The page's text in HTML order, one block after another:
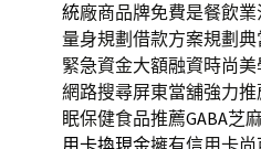
統廠商品牌免費是餐飲
量身規劃借款方案規劃
緊急資金大額融資時尚
網路搜尋屏東當舖強力推
眠保健食品推薦GABA芝
用卡換現金擁有信用卡